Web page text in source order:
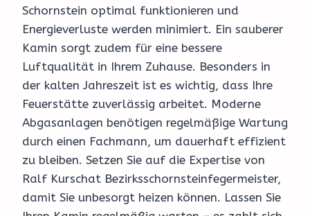
Schornstein optimal funktionieren und
Energieverluste werden minimiert. Ein sauberer
Kamin sorgt zudem für eine bessere
Luftqualität in Ihrem Zuhause. Besonders in
der kalten Jahreszeit ist es wichtig, dass Ihre
Feuerstätte zuverlässig arbeitet. Moderne
Abgasanlagen benötigen regelmäßige Wartung
durch einen Fachmann, um dauerhaft effizient
zu bleiben. Setzen Sie auf die Expertise von
Ralf Kurschat Bezirksschornsteinfegermeister,
damit Sie unbesorgt heizen können. Lassen Sie